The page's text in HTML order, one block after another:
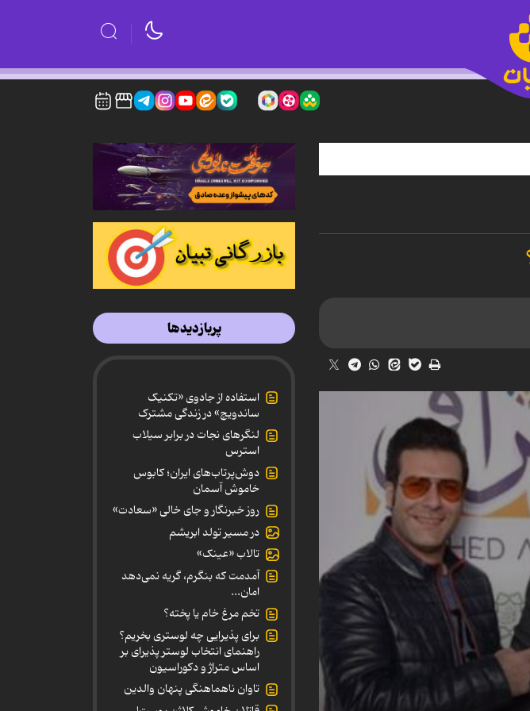
پربازدیدها
استفاده از جادوی «تکنیک
ساندویچ» در زندگی مشترک
لنگرهای نجات در برابر سیلاب
استرس
دوش‌پرتاب‌های ایران؛ کابوس
خاموش آسمان
روز خبرنگار و جای خالی «سعادت»
در مسیر تولد ابریشم
تالاب «عینک»
آمدمت که بنگرم، گریه نمی‌دهد
امان...
تخم مرغ خام یا پخته؟
برای پذیرایی چه لوستری بخریم؟
راهنمای انتخاب لوستر پذیرای بر
اساس متراژ و دکوراسیون
تاوان ناهماهنگی پنهان والدین